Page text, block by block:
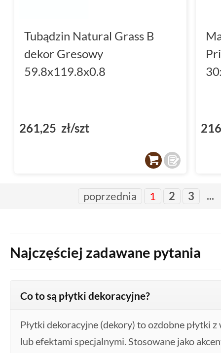
Tubądzin Natural Grass B
dekor Gresowy
59.8x119.8x0.8
261,25 zł/szt
poprzednia 1 2 3 ...
Najczęściej zadawane pytania
Co to są płytki dekoracyjne?
Płytki dekoracyjne (dekory) to ozdobne płytki
lub efektami specjalnymi. Stosowane jako